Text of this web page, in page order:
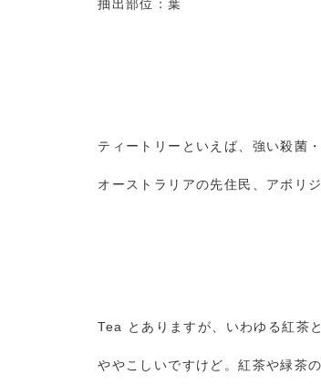
抽出部位：葉
ティートリーといえば、強い殺菌
オーストラリアの先住民、アボリ
Tea とありますが、いわゆる紅茶
ややこしいですけど。紅茶や緑茶